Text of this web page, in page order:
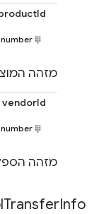
number
מזהה
vendorId
number
מזהה
TransferInfo